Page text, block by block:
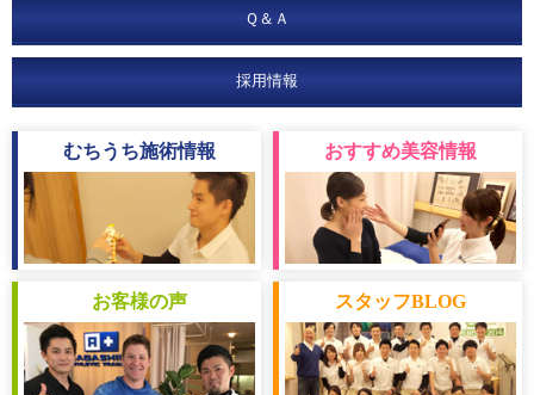
Ｑ＆Ａ
採用情報
むちうち施術情報 おすすめ美容情報
お客様の声 スタッフBLOG